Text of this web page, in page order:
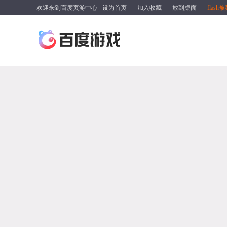
欢迎来到百度页游中心 设为首页 加入收藏 放到桌面 flash